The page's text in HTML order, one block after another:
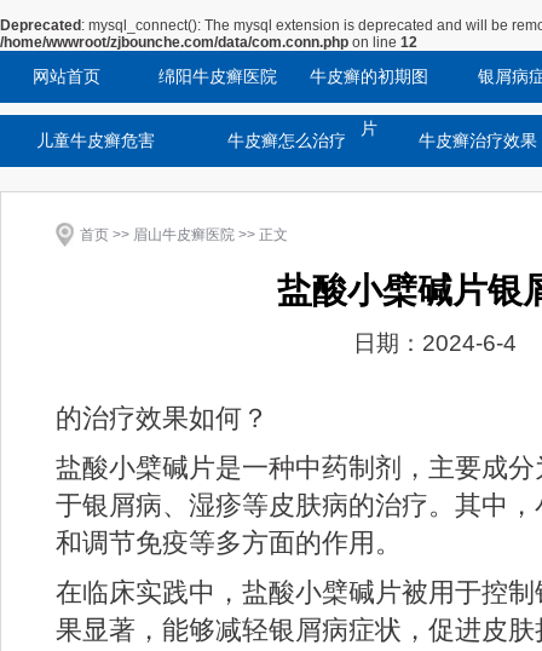
Deprecated : mysql_connect(): The mysql extension is deprecated and will be
/home/wwwroot/zjbounche.com/data/com.conn.php on line 12
网站首页 绵阳牛皮癣医院 牛皮癣的初期图
片
银屑病
儿童牛皮癣危害 牛皮癣怎么治疗 牛皮癣治疗效果
首页 >> 眉山牛皮癣医院 >> 正文
盐酸小檗碱片银
日期：2024-6-4
的治疗效果如何？
盐酸小檗碱片是一种中药制剂，主要成
于银屑病、湿疹等皮肤病的治疗。其中
和调节免疫等多方面的作用。
在临床实践中，盐酸小檗碱片被用于控
果显著，能够减轻银屑病症状，促进皮